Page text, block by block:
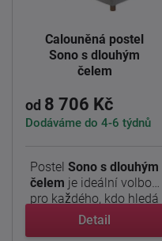
Čalouněná postel
Sono s dlouhým
čelem
od 8 706 Kč
Dodáváme do 4-6 týdnů
Postel Sono s dlouhým
čelem je ideální volbou
pro každého, kdo hledá
...
Detail